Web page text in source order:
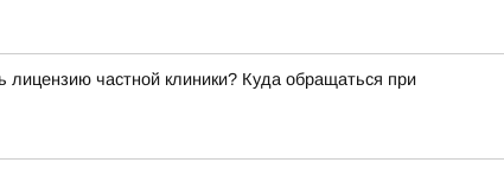
частной клиники? Куда обращаться при